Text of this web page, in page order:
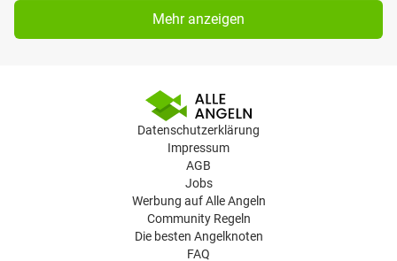
Mehr anzeigen
Datenschutzerklärung
Impressum
AGB
Jobs
Werbung auf Alle Angeln
Community Regeln
Die besten Angelknoten
FAQ